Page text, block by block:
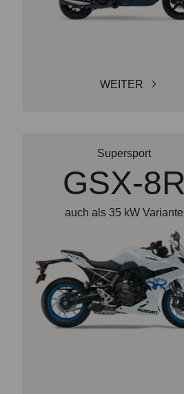
WEITER
Supersport
GSX-8R
auch als 35 kW Variante